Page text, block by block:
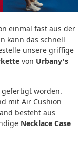
einmal fast aus der
kann das schnell
unsere griffige
von Urbany's
worden.
mit Air Cushion
besteht aus
Necklace Case